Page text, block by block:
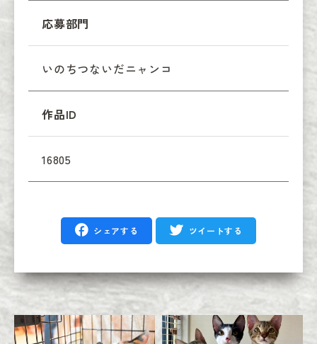
応募部門
いのちつないだニャンコ
作品ID
16805
シェアする ツイートする